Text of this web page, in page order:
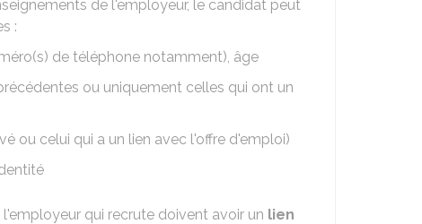
de l'employeur, le candidat peut
:
de téléphone notamment), âge
ou uniquement celles qui ont un
ou celui qui a un lien avec l'offre d'emploi)
qui recrute doivent avoir un lien